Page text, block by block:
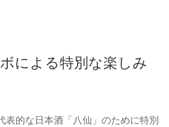
による特別な楽しみ
表的な日本酒「八仙」のために特別